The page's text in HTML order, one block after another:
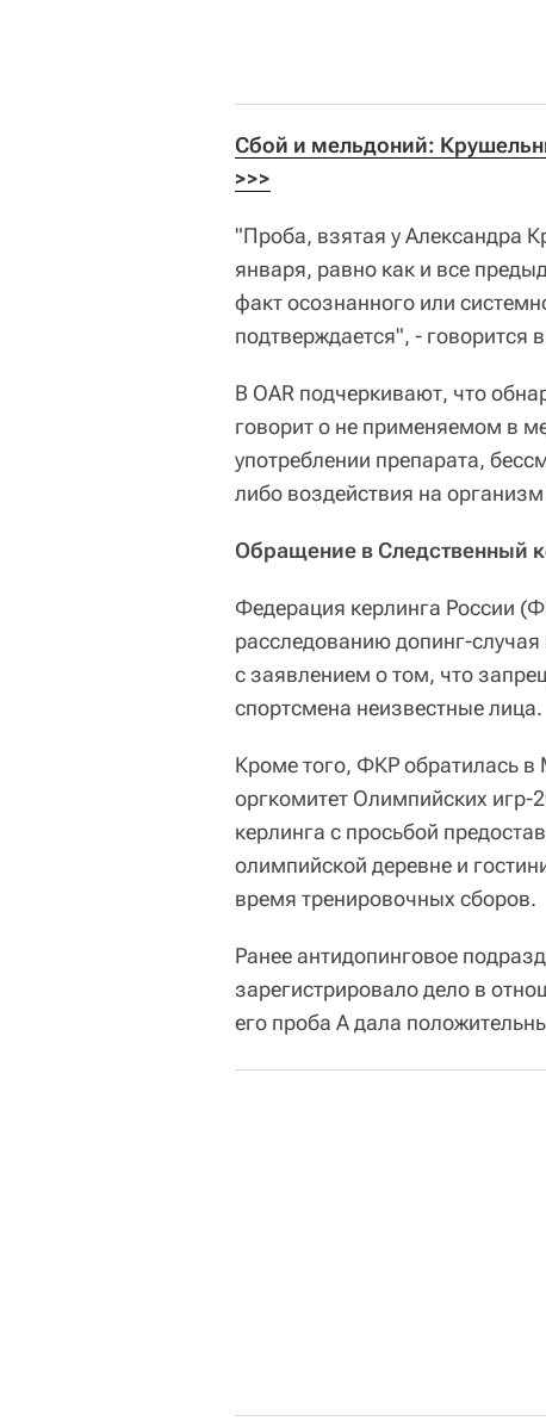
Сбой и мельдоний:
>>>
"Проба, взятая у Александра
января, равно как и все
факт осознанного или
подтверждается", - говорится
В OAR подчеркивают, что
говорит о не применяемом в
употреблении препарата,
либо воздействия на
Обращение в Следственный
Федерация керлинга России
расследованию допинг-
с заявлением о том, что
спортсмена неизвестные лица.
Кроме того, ФКР обратилась
оргкомитет Олимпийских
керлинга с просьбой
олимпийской деревне и
время тренировочных сборов.
Ранее антидопинговое
зарегистрировало дело в
его проба A дала